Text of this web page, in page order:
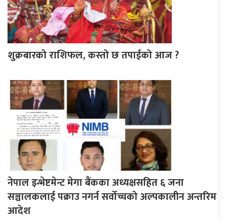
शुक्रबारको राशिफल, कस्तो छ तपाईको आज ?
नेपाल इन्भेष्टमेन्ट मेगा बैंकका अध्यक्षसहित ६ जना
सञ्चालकलाई पक्राउ नगर्न सर्वोच्चको अल्पकालीन अन्तरिम
आदेश